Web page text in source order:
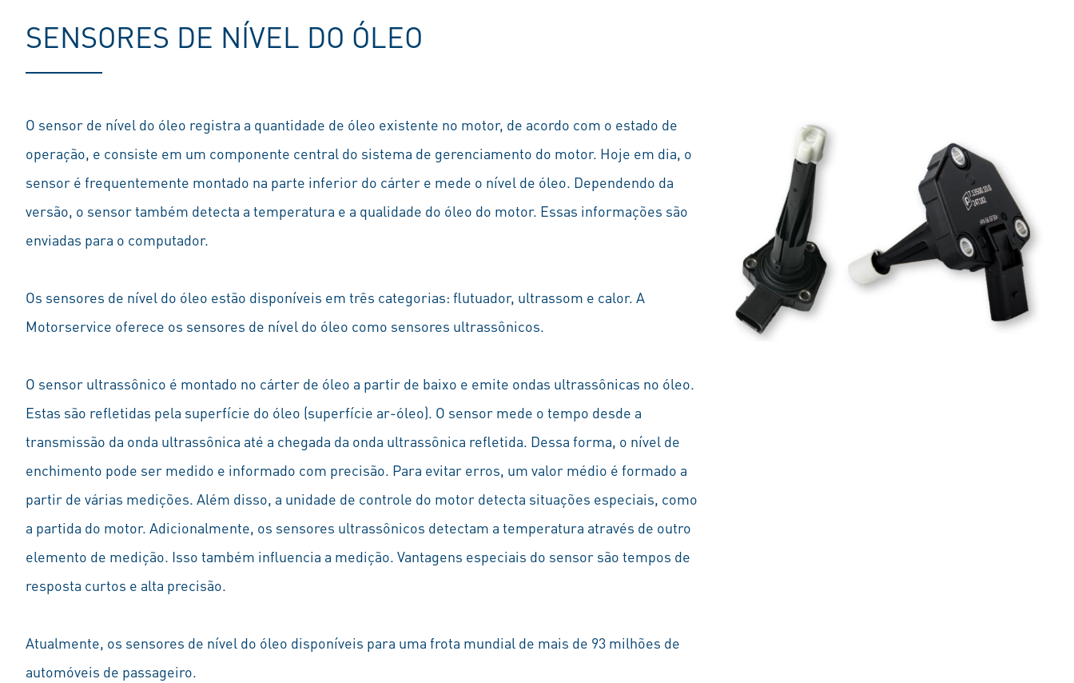
SENSORES DE NÍVEL DO ÓLEO
O sensor de nível do óleo registra a quantidade de óleo existente no motor, de acordo com o estado de
operação, e consiste em um componente central do sistema de gerenciamento do motor. Hoje em dia, o
sensor é frequentemente montado na parte inferior do cárter e mede o nível de óleo. Dependendo da
versão, o sensor também detecta a temperatura e a qualidade do óleo do motor. Essas informações são
enviadas para o computador.
Os sensores de nível do óleo estão disponíveis em três categorias: flutuador, ultrassom e calor. A
Motorservice oferece os sensores de nível do óleo como sensores ultrassônicos.
O sensor ultrassônico é montado no cárter de óleo a partir de baixo e emite ondas ultrassônicas no óleo.
Estas são refletidas pela superfície do óleo (superfície ar-óleo). O sensor mede o tempo desde a
transmissão da onda ultrassônica até a chegada da onda ultrassônica refletida. Dessa forma, o nível de
enchimento pode ser medido e informado com precisão. Para evitar erros, um valor médio é formado a
partir de várias medições. Além disso, a unidade de controle do motor detecta situações especiais, como
a partida do motor. Adicionalmente, os sensores ultrassônicos detectam a temperatura através de outro
elemento de medição. Isso também influencia a medição. Vantagens especiais do sensor são tempos de
resposta curtos e alta precisão.
Atualmente, os sensores de nível do óleo disponíveis para uma frota mundial de mais de 93 milhões de
automóveis de passageiro.